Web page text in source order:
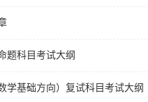
题科目考试大纲
学基础方向）复试科目考试大纲